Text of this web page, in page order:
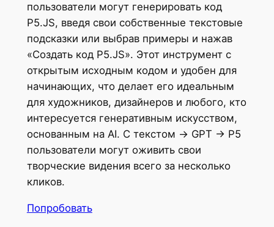
пользователи могут генерировать код
P5.JS, введя свои собственные текстовые
подсказки или выбрав примеры и нажав
«Создать код P5.JS». Этот инструмент с
открытым исходным кодом и удобен для
начинающих, что делает его идеальным
для художников, дизайнеров и любого, кто
интересуется генеративным искусством,
основанным на AI. С текстом → GPT → P5
пользователи могут оживить свои
творческие видения всего за несколько
кликов.
Попробовать